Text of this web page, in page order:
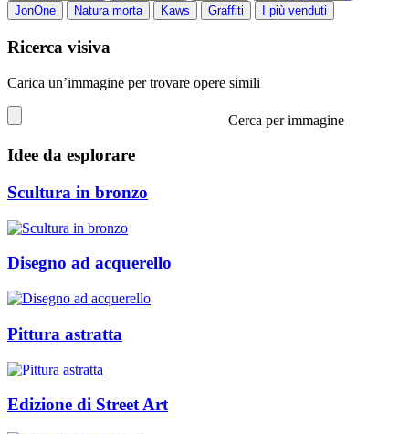
JonOne
Natura morta Kaws Graffiti I più venduti
Ricerca visiva
Carica un’immagine per trovare opere simili
Cerca per immagine
Idee da esplorare
Scultura in bronzo
Disegno ad acquerello
Pittura astratta
Edizione di Street Art